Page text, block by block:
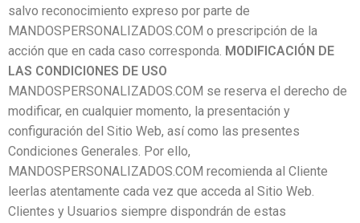
salvo reconocimiento expreso por parte de
MANDOSPERSONALIZADOS.COM o prescripción de la
acción que en cada caso corresponda. MODIFICACIÓN DE
LAS CONDICIONES DE USO
MANDOSPERSONALIZADOS.COM se reserva el derecho de
modificar, en cualquier momento, la presentación y
configuración del Sitio Web, así como las presentes
Condiciones Generales. Por ello,
MANDOSPERSONALIZADOS.COM recomienda al Cliente
leerlas atentamente cada vez que acceda al Sitio Web.
Clientes y Usuarios siempre dispondrán de estas